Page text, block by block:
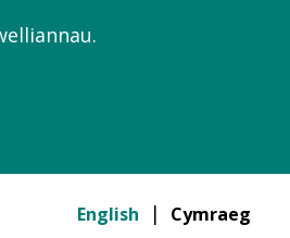
English Cymraeg